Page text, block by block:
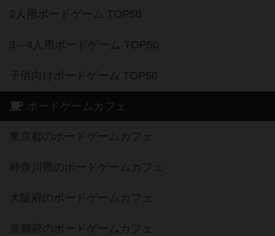
2人用ボードゲーム TOP50
3～4人用ボードゲーム TOP50
子供向けボードゲーム TOP50
ボードゲームカフェ
東京都のボードゲームカフェ
神奈川県のボードゲームカフェ
大阪府のボードゲームカフェ
京都府のボードゲームカフェ